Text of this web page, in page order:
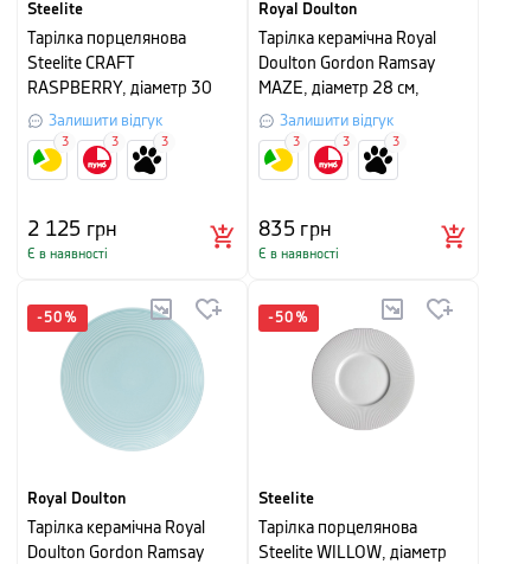
Steelite
Тарілка порцелянова
Steelite CRAFT
RASPBERRY, діаметр 30
см, рожевий
Залишити відгук
2 125 грн
Є в наявності
3 3 3
Royal Doulton
Тарілка керамічна Royal
Doulton Gordon Ramsay
MAZE, діаметр 28 см,
світло-сірий
Залишити відгук
835грн
Є в наявності
3 3 3
-50 %
Royal Doulton
Тарілка керамічна Royal
Doulton Gordon Ramsay
-50 %
Steelite
Тарілка порцелянова
Steelite WILLOW, діаметр